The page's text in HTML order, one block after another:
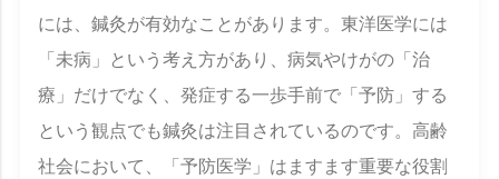
には、鍼灸が有効なことがあります。東洋医学には
「未病」という考え方があり、病気やけがの「治
療」だけでなく、発症する一歩手前で「予防」する
という観点でも鍼灸は注目されているのです。高齢
社会において、「予防医学」はますます重要な役割